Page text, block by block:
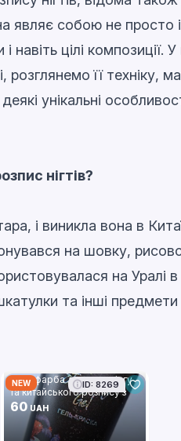
являє собою не просто
навіть цілі композиції.
розглянемо її техніку,
унікальні
нігтів?
і виникла вона в
на шовку,
на
та інші предмети
NEW ID: 8269
Гель фарба для стемпінгу
та китайського розпису з
шимером Global Fashion, 8
мл 003
60 UAH